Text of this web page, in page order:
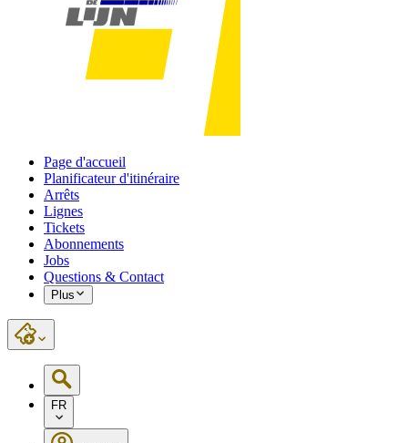
Page d'accueil
Planificateur d'itinéraire
Arrêts
Lignes
Tickets
Abonnements
Jobs
Questions & Contact
Plus
FR